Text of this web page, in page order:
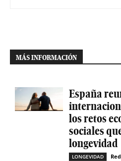
MÁS INFORMACIÓN
España
los retos
sociales
longevidad
LONGEVIDAD